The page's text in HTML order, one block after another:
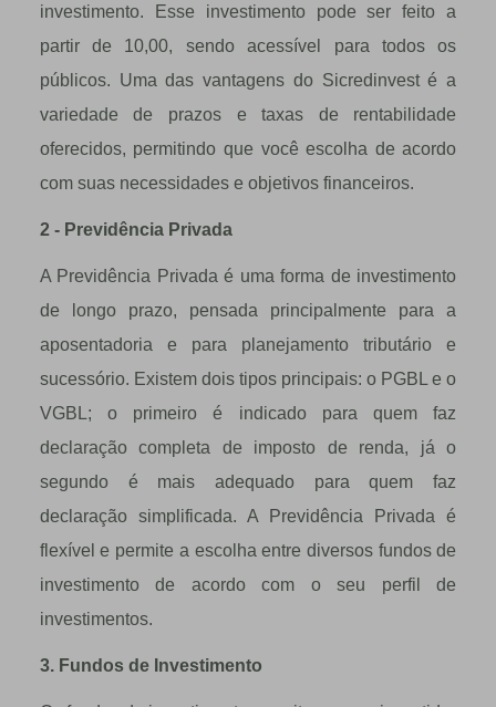
investimento. Esse investimento pode ser feito a
partir de 10,00, sendo acessível para todos os
públicos. Uma das vantagens do Sicredinvest é a
variedade de prazos e taxas de rentabilidade
oferecidos, permitindo que você escolha de acordo
com suas necessidades e objetivos financeiros.
2 - Previdência Privada
A Previdência Privada é uma forma de investimento
de longo prazo, pensada principalmente para a
aposentadoria e para planejamento tributário e
sucessório. Existem dois tipos principais: o PGBL e o
VGBL; o primeiro é indicado para quem faz
declaração completa de imposto de renda, já o
segundo é mais adequado para quem faz
declaração simplificada. A Previdência Privada é
flexível e permite a escolha entre diversos fundos de
investimento de acordo com o seu perfil de
investimentos.
3. Fundos de Investimento